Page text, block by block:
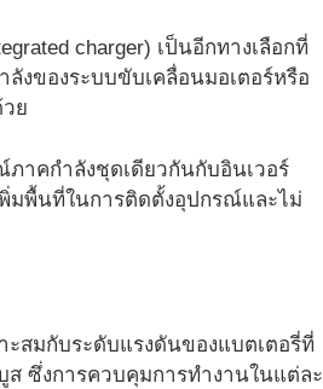
charger) เป็นอีกทางเลือกที่
งของระบบขับเคลื่อนมอเตอร์หรือ
ย
าคกำลังชุดเดียวกันกับอินเวอร์
มพื้นที่ในการติดตั้งอุปกรณ์และไม่
สมกับระดับแรงดันของแบตเตอรี่ที่
ซึ่งการควบคุมการทำงานในแต่ละ